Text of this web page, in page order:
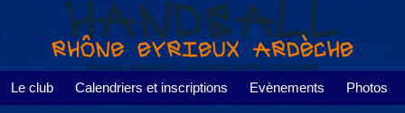
Le club Calendriers et inscriptions Evènements Photos
Panneau de gestion des cookies